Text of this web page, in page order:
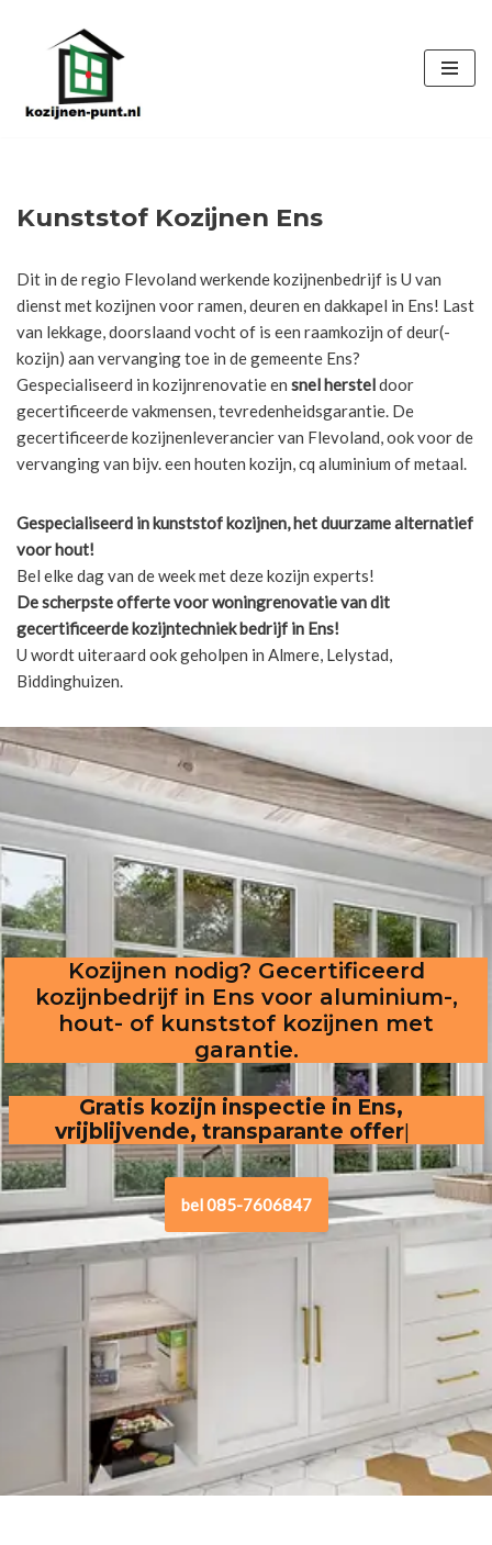
de
Kunststof Kozijnen Ens
Dit in de regio Flevoland werkende kozijnenbedrijf is U van
dienst met kozijnen voor ramen, deuren en dakkapel in Ens! Last
van lekkage, doorslaand vocht of is een raamkozijn of deur(-
kozijn) aan vervanging toe in de gemeente Ens?
Gespecialiseerd in kozijnrenovatie en snel hersteldoor
gecertificeerde vakmensen, tevredenheidsgarantie. De
gecertificeerde kozijnenleverancier van Flevoland, ook voor de
vervanging van bijv. een houten kozijn, cq aluminium of metaal.
Gespecialiseerd in kunststof kozijnen, het duurzame alternatief
voor hout!
Bel elke dag van de week met deze kozijn experts!
De scherpsteofferte voor woningrenovatie van dit
gecertificeerde kozijntechniek bedrijf in Ens!
U wordt uiteraard ook geholpen in Almere, Lelystad,
Biddinghuizen.
Kozijnen nodig? Gecertificeerd
kozijnbedrijf in Ens voor aluminium-,
hout- of kunststof kozijnen met
garantie.
Gratis kozijn inspectie in Ens, vrijblijvende,
transparante offerte.
bel 085-7606847